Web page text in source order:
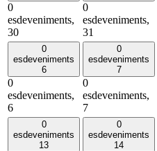
0
esdeveniments,
30
0
esdeveniments,
31
0
esdeveniments
6
0
esdeveniments,
6
0
esdeveniments
7
0
esdeveniments,
7
0
esdeveniments
13
0
esdeveniments
14